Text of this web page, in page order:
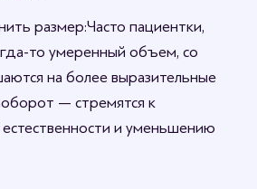
размер: Часто пациентки,
то умеренный объем, со
на более выразительные
— стремятся к
и уменьшению